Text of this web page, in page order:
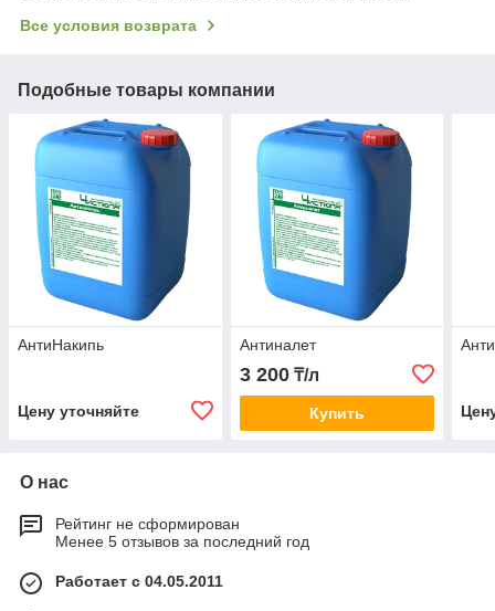
Все условия возврата
Подобные товары компании
АнтиНакипь
Цену уточняйте
Антиналет
3 200₸/л
Купить
О нас
Рейтинг не сформирован
Менее 5 отзывов за последний год
Работает с 04.05.2011